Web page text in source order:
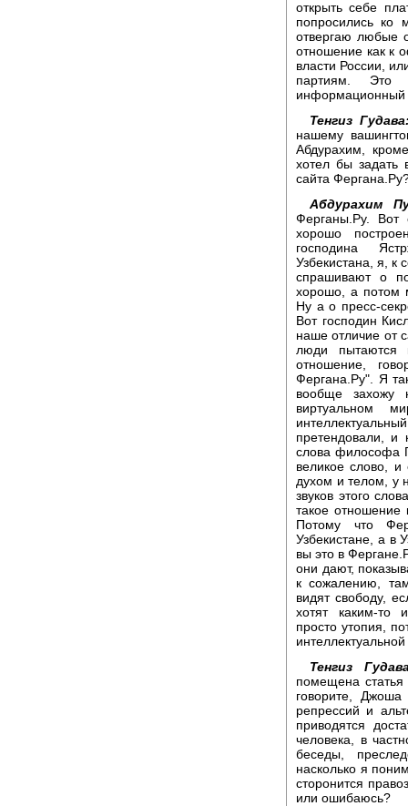
открыть себе
попросились ко
отвергаю любые
отношение как к
власти России,
партиям. Это
информационный
Тенгиз
нашему
Абдурахим,
хотел бы задать
сайта
Абдурахим
Ферганы.Ру. Вот
хорошо
господина
Узбекистана, я,
спрашивают о
хорошо, а потом
Ну а о пресс-
Вот господин
наше отличие от
люди пытаются
отношение,
Фергана.Ру". Я
вообще захожу
виртуальном
претендовали, и
слова философа
великое слово,
духом и телом, у
звуков этого
такое отношение
Потому что
Узбекистане, а в
вы это в
они дают,
к сожалению,
видят свободу,
хотят каким-то
просто утопия,
Тенгиз
помещена статья
говорите,
репрессий и
приводятся
человека, в
беседы,
насколько я
сторонится
или ошибаюсь?